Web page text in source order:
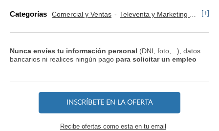
Categorías Comercial y Ventas Televenta y Marketing Telefónico [+]
Nunca envíes tu información personal (DNI, foto,...), datos
bancarios ni realices ningún pago para solicitar un empleo
INSCRÍBETE EN LA OFERTA
Recibe ofertas como esta en tu email